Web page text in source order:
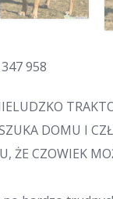
958
DOMU I
ŻE CZOWIEK